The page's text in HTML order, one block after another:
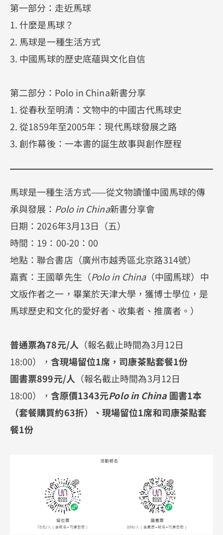
第一部分：走近馬球
1. 什麼是馬球？
2. 馬球是一種生活方式
3. 中國馬球的歷史底蘊與文化自信
第二部分：Polo in China新書分享
1. 從春秋至明清：文物中的中國古代馬球史
2. 從1859年至2005年：現代馬球發展之路
3. 創作幕後：一本書的誕生故事與創作歷程
馬球是一種生活方式——從文物讀懂中國馬球的傳
承與發展： Polo in China新書分享會
日期：2026年3月13日（五）
時間：19：00-20：00
地點：聯合書店（廣州市越秀區北京路314號）
嘉賓：王國華先生（Polo in China（中國馬球）中
文版作者之一，畢業於天津大學，獲博士學位，是
馬球歷史和文化的愛好者、收集者、推廣者。）
普通票為78元/人 （報名截止時間為3月12日
18:00）， 含現場留位1席，司康茶點套餐1份
圖書票899元/人 （報名截止時間為3月12日
18:00）， 含原價1343元Polo in China 圖書1本
（套餐購買約63折）、現場留位1席和司康茶點套
餐1份